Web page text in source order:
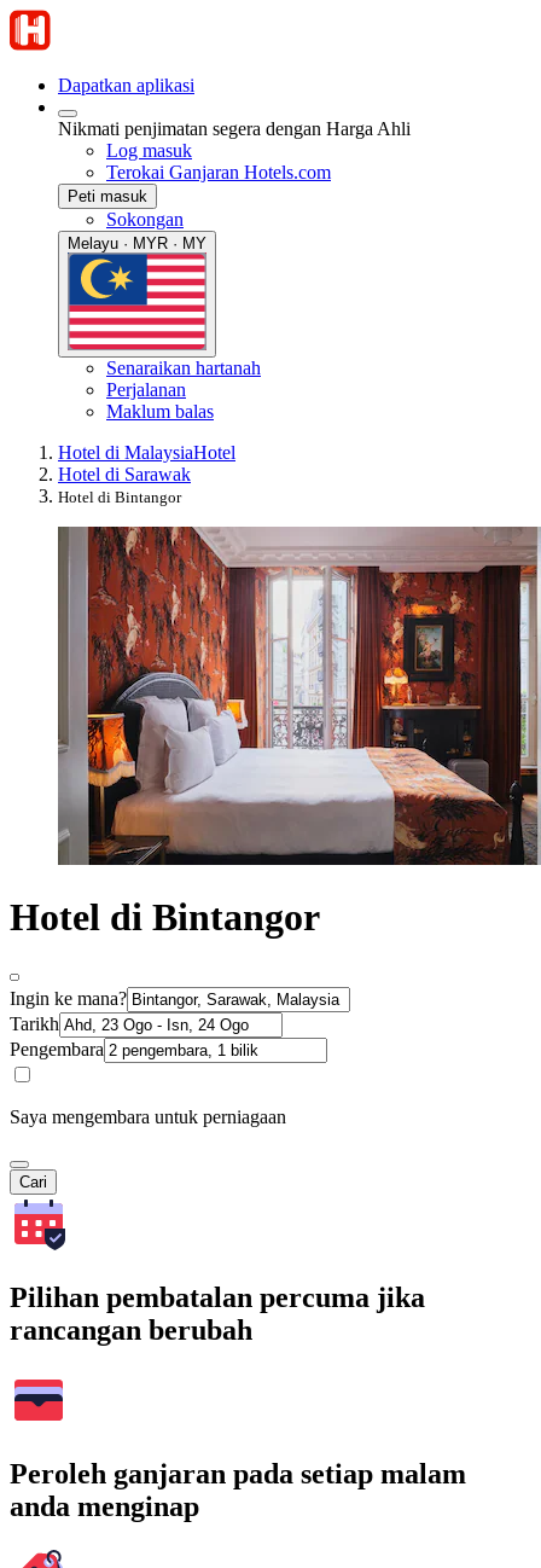
Dapatkan aplikasi
Nikmati penjimatan segera dengan Harga Ahli
Log masuk
Terokai Ganjaran Hotels.com
Peti masuk
Sokongan
Melayu · MYR · MY
Senaraikan hartanah
Perjalanan
Maklum balas
Hotel di MalaysiaHotel
Hotel di Sarawak
Hotel di Bintangor
Hotel di Bintangor
Ingin ke mana?
Tarikh
Pengembara
Saya mengembara untuk perniagaan
Cari
Pilihan pembatalan percuma jika
rancangan berubah
Peroleh ganjaran pada setiap malam
anda menginap